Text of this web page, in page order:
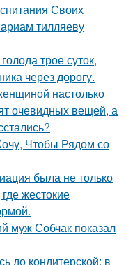
Своих
тилляеву
трое суток,
через дорогу.
настолько
очевидных вещей, а
Чтобы Рядом со
была не только
жестокие
муж Собчак показал
до кондитерской: в